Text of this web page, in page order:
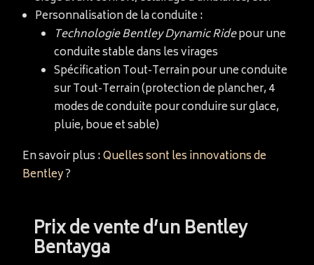
Personnalisation de la conduite :
Technologie Bentley Dynamic Ridepour une
conduite stable dans les virages
Spécification Tout-Terrain pour une conduite
sur Tout-Terrain (protection de plancher, 4
modes de conduite pour conduire sur glace,
pluie, boue et sable)
En savoir plus :Quelles sont les innovations de
Bentley?
Prix de vente d’un Bentley
Bentayga